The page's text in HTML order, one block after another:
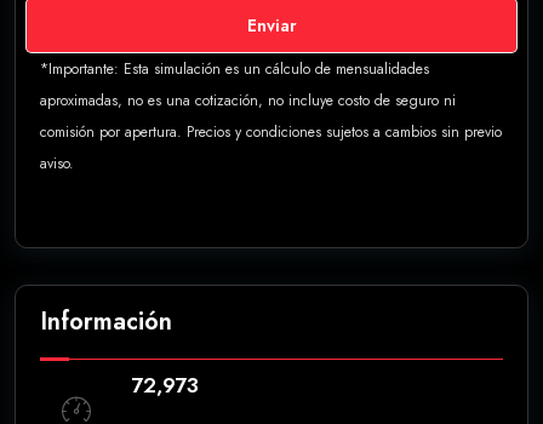
Enviar
*Importante: Esta simulación es un cálculo de mensualidades
aproximadas, no es una cotización, no incluye costo de seguro ni
comisión por apertura. Precios y condiciones sujetos a cambios sin previo
aviso.
Información
72,973